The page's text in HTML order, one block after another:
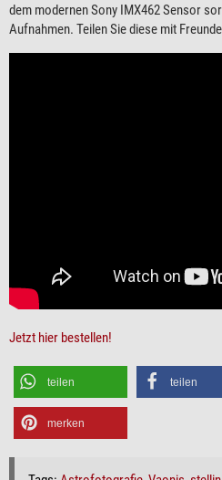
dem modernen Sony IMX462 Sensor
Aufnahmen. Teilen Sie diese mit
Jetzt hier bestellen!
teilen teilen
merken